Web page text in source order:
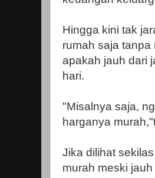
Hingga kini tak
rumah saja
apakah jauh dari
hari.
"Misalnya saja,
harganya
Jika dilihat
murah meski